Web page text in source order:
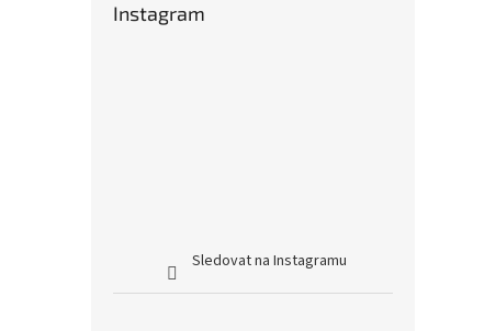
Instagram
Sledovat na Instagramu